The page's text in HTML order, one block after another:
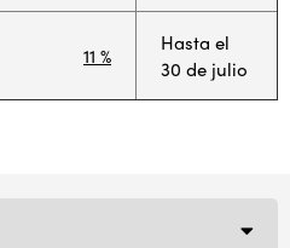
11 %
Hasta el
30 de julio